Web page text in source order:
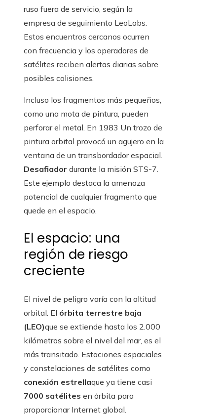
ruso fuera de servicio, según la
empresa de seguimiento LeoLabs.
Estos encuentros cercanos ocurren
con frecuencia y los operadores de
satélites reciben alertas diarias sobre
posibles colisiones.
Incluso los fragmentos más pequeños,
como una mota de pintura, pueden
perforar el metal. En 1983 Un trozo de
pintura orbital provocó un agujero en la
ventana de un transbordador espacial.
Desafiador durante la misión STS-7.
Este ejemplo destaca la amenaza
potencial de cualquier fragmento que
quede en el espacio.
El espacio: una
región de riesgo
creciente
El nivel de peligro varía con la altitud
orbital. El órbita terrestre baja
(LEO)que se extiende hasta los 2.000
kilómetros sobre el nivel del mar, es el
más transitado. Estaciones espaciales
y constelaciones de satélites como
conexión estrellaque ya tiene casi
7000 satélites en órbita para
proporcionar Internet global.